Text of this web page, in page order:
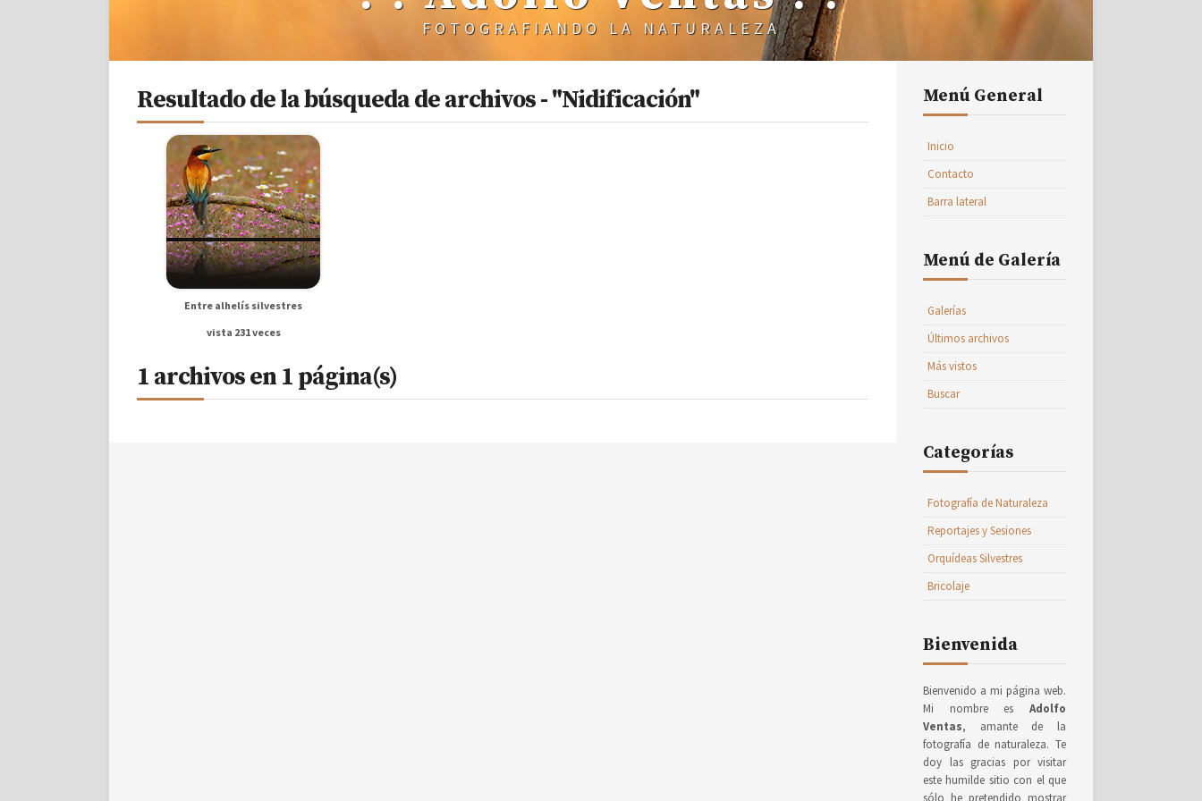
FOTOGRAFIANDO LA NATURALEZA
Resultado de la búsqueda de archivos - "Nidificación"
Entre alhelís silvestres
vista 231 veces
1 archivos en 1 página(s)
Menú General
Inicio
Contacto
Barra lateral
Menú de Galería
Galerías
Últimos archivos
Más vistos
Buscar
Categorías
Fotografía de Naturaleza
Reportajes y Sesiones
Orquídeas Silvestres
Bricolaje
Bienvenida
Bienvenido a mi página web.
Mi nombre es Adolfo
Ventas, amante de la
fotografía de naturaleza. Te
doy las gracias por visitar
este humilde sitio con el que
sólo he pretendido mostrar